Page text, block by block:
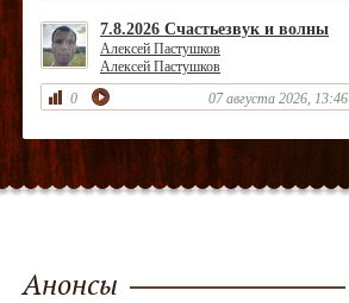
7.8.2026 Счастьезвук и волны
Алексей Пастушков
Алексей Пастушков
0
07 августа 2026, 13:46
Анонсы